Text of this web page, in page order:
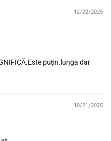
12/22/2025
puțin.lunga dar
10/21/2025